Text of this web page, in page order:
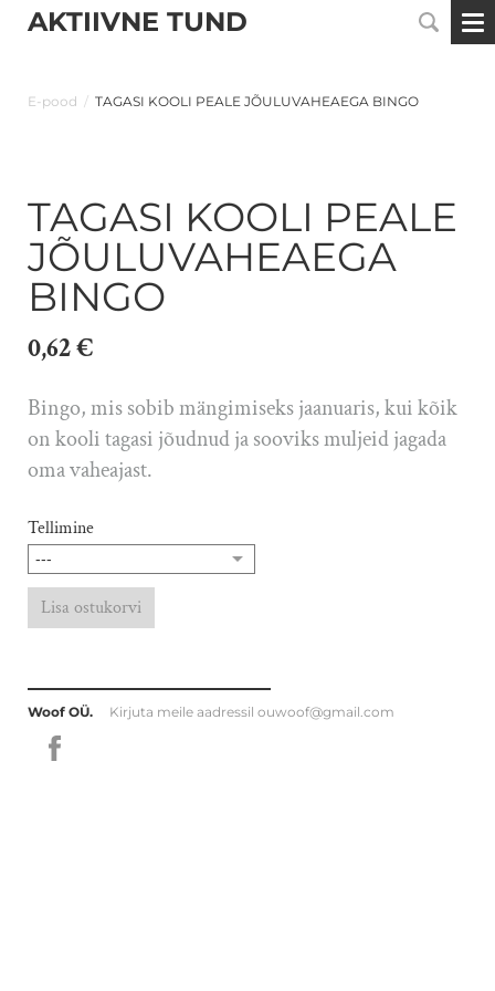
AKTIIVNE TUND
E-pood / TAGASI KOOLI PEALE JÕULUVAHEAEGA BINGO
TAGASI KOOLI PEALE
JÕULUVAHEAEGA
BINGO
0,62 €
Bingo, mis sobib mängimiseks jaanuaris, kui kõik
on kooli tagasi jõudnud ja sooviks muljeid jagada
oma vaheajast.
Tellimine
Lisa ostukorvi
Woof OÜ. Kirjuta meile aadressil ouwoof@gmail.com